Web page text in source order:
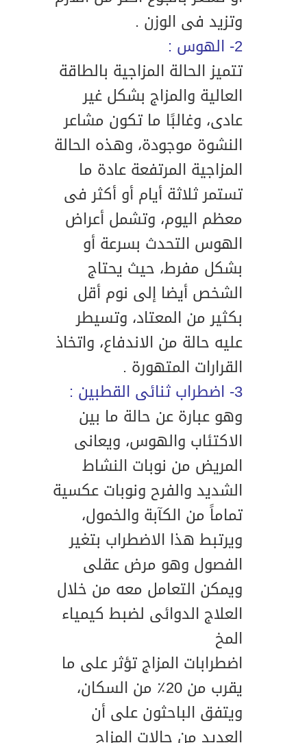
وتزيد فى الوزن .
2- الهوس :
تتميز الحالة المزاجية بالطاقة
العالية والمزاج بشكل غير
عادى، وغالبًا ما تكون مشاعر
النشوة موجودة، وهذه الحالة
المزاجية المرتفعة عادة ما
تستمر ثلاثة أيام أو أكثر فى
معظم اليوم، وتشمل أعراض
الهوس التحدث بسرعة أو
بشكل مفرط، حيث يحتاج
الشخص أيضا إلى نوم أقل
بكثير من المعتاد، وتسيطر
عليه حالة من الاندفاع، واتخاذ
القرارات المتهورة .
3- اضطراب ثنائى القطبين :
وهو عبارة عن حالة ما بين
الاكتئاب والهوس، ويعانى
المريض من نوبات النشاط
الشديد والفرح ونوبات عكسية
تماماً من الكآبة والخمول،
ويرتبط هذا الاضطراب بتغير
الفصول وهو مرض عقلى
ويمكن التعامل معه من خلال
العلاج الدوائى لضبط كيمياء
المخ
اضطرابات المزاج تؤثر على ما
يقرب من 20٪ من السكان،
ويتفق الباحثون على أن